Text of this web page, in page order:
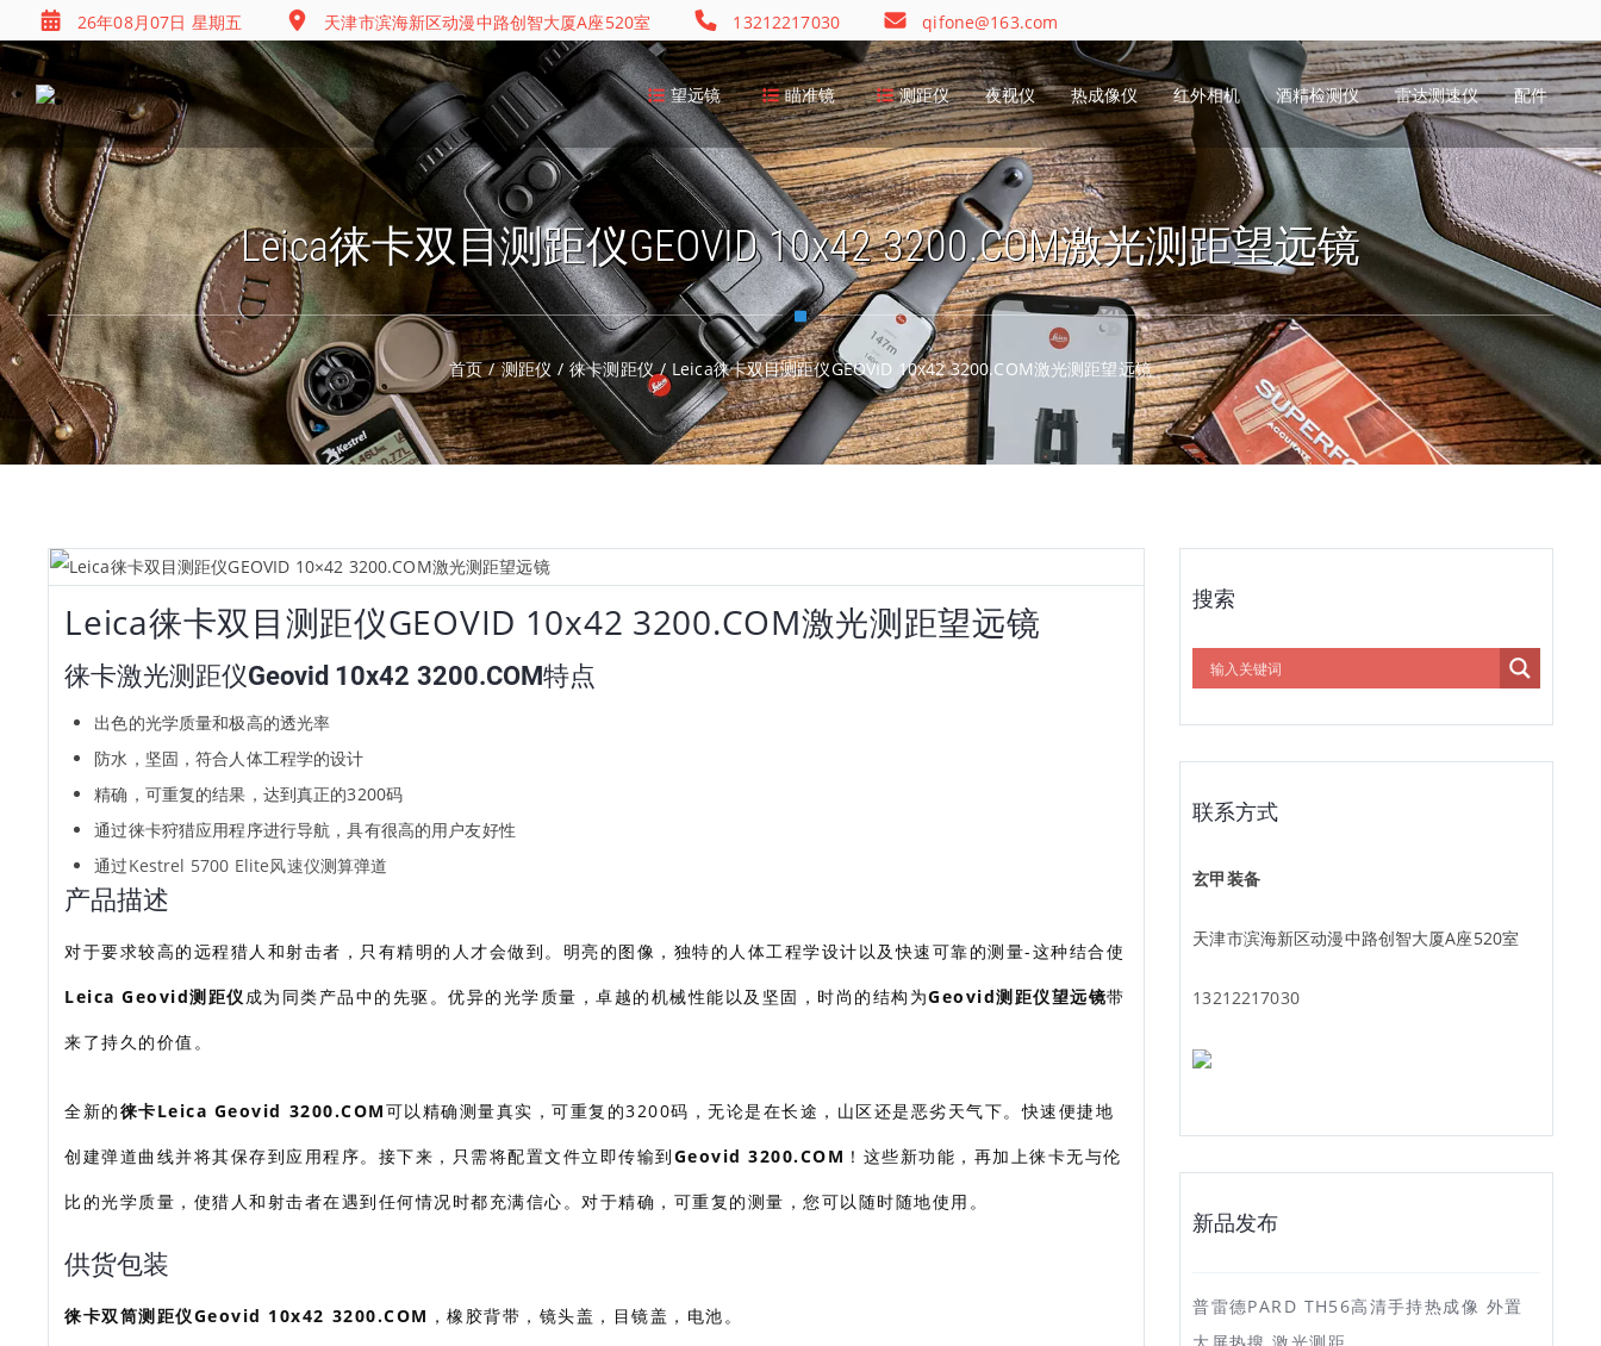
26年08月07日 星期五 天津市滨海新区动漫中路创智大厦A座520室 13212217030 qifone@163.com
望远镜 瞄准镜 测距仪 夜视仪 热成像仪 红外相机 酒精检测仪 雷达测速仪 配件
Leica徕卡双目测距仪GEOVID 10x42 3200.COM激光测距望远镜
首页 / 测距仪 / 徕卡测距仪 / Leica徕卡双目测距仪GEOVID 10x42 3200.COM激光测距望远镜
Leica徕卡双目测距仪GEOVID 10x42 3200.COM激光测距望远镜
徕卡激光测距仪Geovid 10x42 3200.COM特点
出色的光学质量和极高的透光率
防水，坚固，符合人体工程学的设计
精确，可重复的结果，达到真正的3200码
通过徕卡狩猎应用程序进行导航，具有很高的用户友好性
通过Kestrel 5700 Elite风速仪测算弹道
产品描述
对于要求较高的远程猎人和射击者，只有精明的人才会做到。明亮的图像，独特的人体工程学设计以及快速可靠的测量-这种结合使
Leica Geovid测距仪成为同类产品中的先驱。优异的光学质量，卓越的机械性能以及坚固，时尚的结构为Geovid测距仪望远镜带
来了持久的价值。
全新的徕卡Leica Geovid 3200.COM可以精确测量真实，可重复的3200码，无论是在长途，山区还是恶劣天气下。快速便捷地
创建弹道曲线并将其保存到应用程序。接下来，只需将配置文件立即传输到Geovid 3200.COM ！这些新功能，再加上徕卡无与伦
比的光学质量，使猎人和射击者在遇到任何情况时都充满信心。对于精确，可重复的测量，您可以随时随地使用。
供货包装
徕卡双筒测距仪Geovid 10x42 3200.COM ，橡胶背带，镜头盖，目镜盖，电池。
搜索
联系方式
玄甲装备
天津市滨海新区动漫中路创智大厦A座520室
13212217030
新品发布
普雷德PARD TH56高清手持热成像 外置